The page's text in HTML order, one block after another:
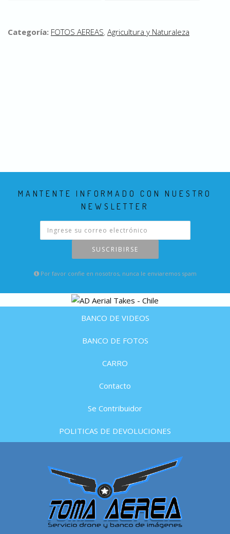
Categoría: FOTOS AEREAS, Agricultura y Naturaleza
MANTENTE INFORMADO CON NUESTRO
NEWSLETTER
SUSCRIBIRSE
Por favor confie en nosotros, nunca le enviaremos spam
BANCO DE VIDEOS
BANCO DE FOTOS
CARRO
Contacto
Se Contribuidor
POLITICAS DE DEVOLUCIONES